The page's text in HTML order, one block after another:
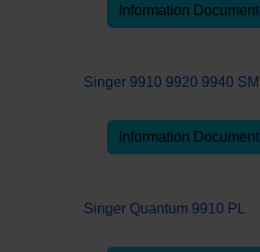
Information Document
Singer 9910 9920 9940 SM
Information Document
Singer Quantum 9910 PL